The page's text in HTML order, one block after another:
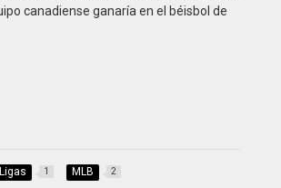
canadiense ganaría en el béisbol de
1 MLB 2